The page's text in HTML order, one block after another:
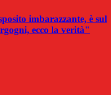
imbarazzante, è sul
ecco la verità"